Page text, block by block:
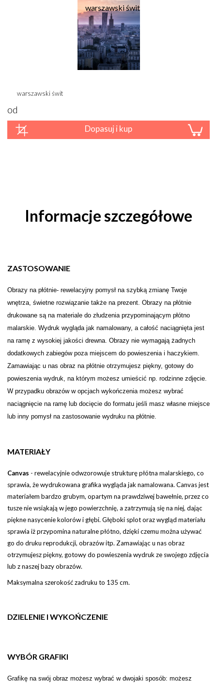
warszawski świt
od
Dopasuj i kup
Informacje szczegółowe
ZASTOSOWANIE
Obrazy na płótnie- rewelacyjny pomysł na szybką zmianę Twoje
wnętrza, świetne rozwiązanie także na prezent. Obrazy na płótnie
drukowane są na materiale do złudzenia przypominającym płótno
malarskie. Wydruk wygląda jak namalowany, a całość naciągnięta jest
na ramę z wysokiej jakości drewna. Obrazy nie wymagają żadnych
dodatkowych zabiegów poza miejscem do powieszenia i haczykiem.
Zamawiając u nas obraz na płótnie otrzymujesz piękny, gotowy do
powieszenia wydruk, na którym możesz umieścić np. rodzinne zdjęcie.
W przypadku obrazów w opcjach wykończenia możesz wybrać
naciągnięcie na ramę lub docięcie do formatu jeśli masz własne miejsce
lub inny pomysł na zastosowanie wydruku na płótnie.
MATERIAŁY
Canvas - rewelacyjnie odwzorowuje strukturę płótna malarskiego, co
sprawia, że wydrukowana grafika wygląda jak namalowana. Canvas jest
materiałem bardzo grubym, opartym na prawdziwej bawełnie, przez co
tusze nie wsiąkają w jego powierzchnię, a zatrzymują się na niej, dając
piękne nasycenie kolorów i głębi.Głęboki splot oraz wygląd materiału
sprawia iż przypomina naturalne płótno, dzięki czemu można używać
go do druku reprodukcji, obrazów itp.Zamawiając u nas obraz
otrzymujesz piękny, gotowy do powieszenia wydruk ze swojego zdjęcia
lub z naszej bazy obrazów.
Maksymalna szerokość zadruku to 135 cm.
DZIELENIE I WYKOŃCZENIE
WYBÓR GRAFIKI
Grafikę na swój obraz możesz wybrać w dwojaki sposób: możesz